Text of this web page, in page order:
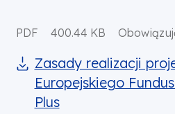
PDF 400.44 KB
Zasady realizacji
Europejskiego
Plus